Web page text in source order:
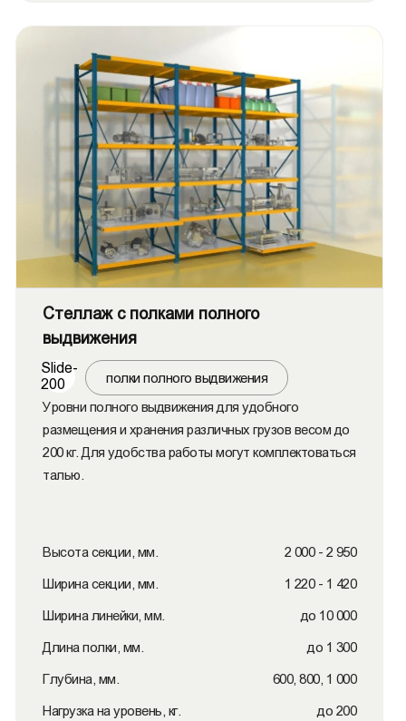
Стеллаж c полками полного
выдвижения
Slide-
200
полки полного выдвижения
Уровни полного выдвижения для удобного
размещения и хранения различных грузов весом до
200 кг. Для удобства работы могут комплектоваться
талью.
Высота секции, мм. 2 000 - 2 950
Ширина секции, мм. 1 220 - 1 420
Ширина линейки, мм. до 10 000
Длина полки, мм. до 1 300
Глубина, мм. 600, 800, 1 000
Нагрузка на уровень, кг. до 200